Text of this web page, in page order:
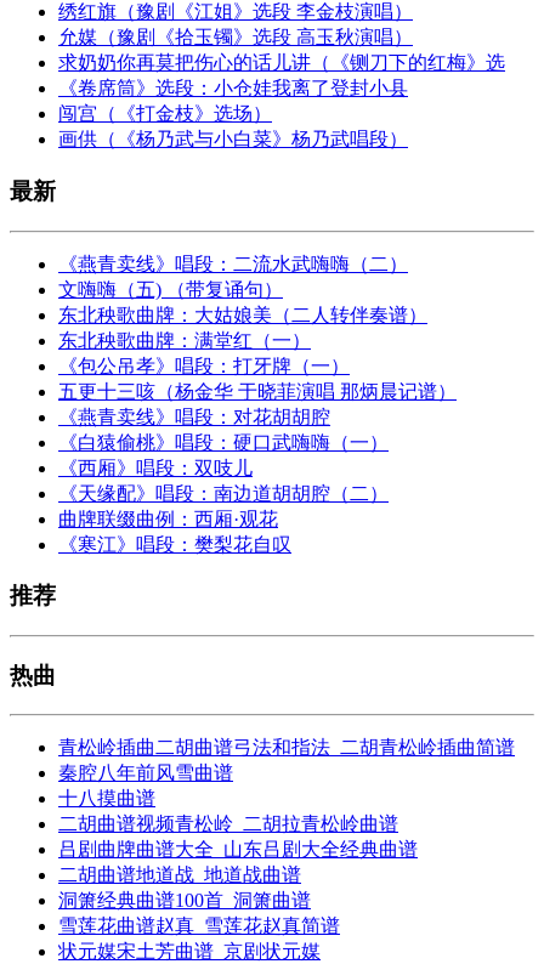
绣红旗（豫剧《江姐》选段 李金枝演唱）
允媒（豫剧《拾玉镯》选段 高玉秋演唱）
求奶奶你再莫把伤心的话儿讲（《铡刀下的红梅》选
《卷席筒》选段：小仓娃我离了登封小县
闯宫（《打金枝》选场）
画供（《杨乃武与小白菜》杨乃武唱段）
最新
《燕青卖线》唱段：二流水武嗨嗨（二）
文嗨嗨（五) （带复诵句）
东北秧歌曲牌：大姑娘美（二人转伴奏谱）
东北秧歌曲牌：满堂红（一）
《包公吊孝》唱段：打牙牌（一）
五更十三咳（杨金华 于晓菲演唱 那炳晨记谱）
《燕青卖线》唱段：对花胡胡腔
《白猿偷桃》唱段：硬口武嗨嗨（一）
《西厢》唱段：双吱儿
《天缘配》唱段：南边道胡胡腔（二）
曲牌联缀曲例：西厢·观花
《寒江》唱段：樊梨花自叹
推荐
热曲
青松岭插曲二胡曲谱弓法和指法_二胡青松岭插曲简谱
秦腔八年前风雪曲谱
十八摸曲谱
二胡曲谱视频青松岭_二胡拉青松岭曲谱
吕剧曲牌曲谱大全_山东吕剧大全经典曲谱
二胡曲谱地道战_地道战曲谱
洞箫经典曲谱100首_洞箫曲谱
雪莲花曲谱赵真_雪莲花赵真简谱
状元媒宋土芳曲谱_京剧状元媒